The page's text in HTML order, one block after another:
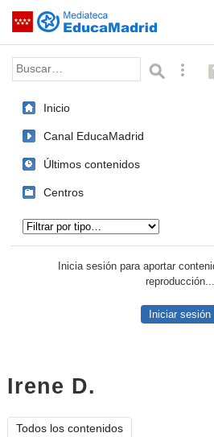
Saltar navegación
Palabra o frase:
Inicio
Canal EducaMadrid
Últimos contenidos
Centros
Inicia sesión para aportar
reproducción...
Iniciar sesión
Irene D.
Todos los contenidos